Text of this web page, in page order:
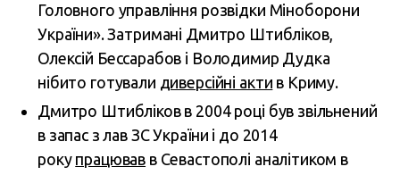
Головного управління розвідки Міноборони
України». Затримані Дмитро Штибліков,
Олексій Бессарабов і Володимир Дудка
нібито готували диверсійні акти в Криму.
Дмитро Штибліков в 2004 році був звільнений
в запас з лав ЗС України і до 2014
року працював в Севастополі аналітиком в